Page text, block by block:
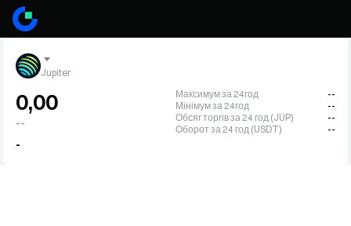
Jupiter
0,00
--
-
Максимум за 24год
--
Мінімум за 24год
--
Обсяг торгів за 24 год (JUP)
--
Оборот за 24 год (USDT)
--